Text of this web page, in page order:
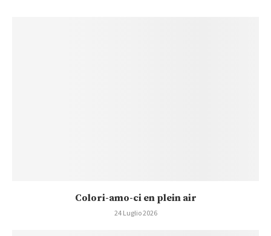
Colori-amo-ci en plein air
24 Luglio 2026